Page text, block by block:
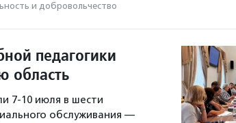
и доброволь­чест­во
педагогики
область
7-10 июля в шести
обслуживания —